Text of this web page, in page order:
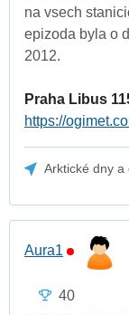
na vsech
epizoda byla o
2012.
Praha Libus
https://
Arktické dny a
Aura1
40